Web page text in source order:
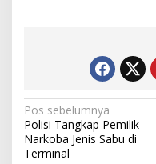
N
a
Pos sebelumnya
Polisi Tangkap Pemilik
Narkoba Jenis Sabu di
Terminal